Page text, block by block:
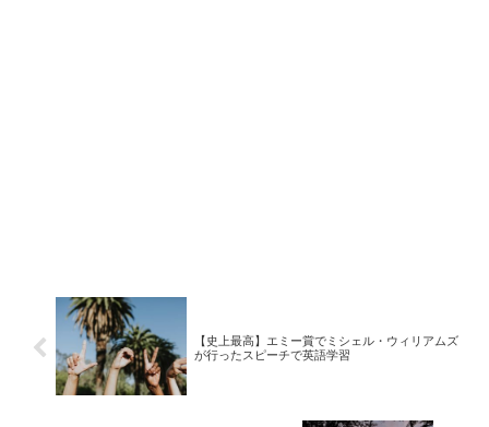
【史上最高】エミー賞でミシェル・ウィリアムズ
が行ったスピーチで英語学習